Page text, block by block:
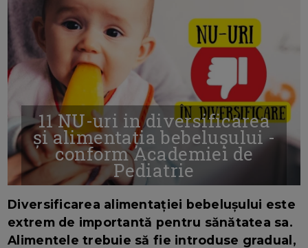
11 NU-uri in diversificarea
și alimentația bebelușului -
conform Academiei de
Pediatrie
Diversificarea alimentației bebelușului este
extrem de importantă pentru sănătatea sa.
Alimentele trebuie să fie introduse gradual,